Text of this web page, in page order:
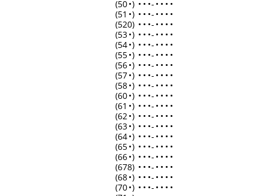
(50•) • • •- • • • •
(51 •) • • •- • • • •
(520) • • •- • • • •
(53•) • • •- • • • •
(54•) • • •- • • • •
(55•) • • •- • • • •
(56•) • • •- • • • •
(57•) • • •- • • • •
(58•) • • •- • • • •
(60•) • • •- • • • •
(61 •) • • •- • • • •
(62•) • • •- • • • •
(63•) • • •- • • • •
(64•) • • •- • • • •
(65•) • • •- • • • •
(66•) • • •- • • • •
(678) • • •- • • • •
(68•) • • •- • • • •
(70•) • • •- • • • •